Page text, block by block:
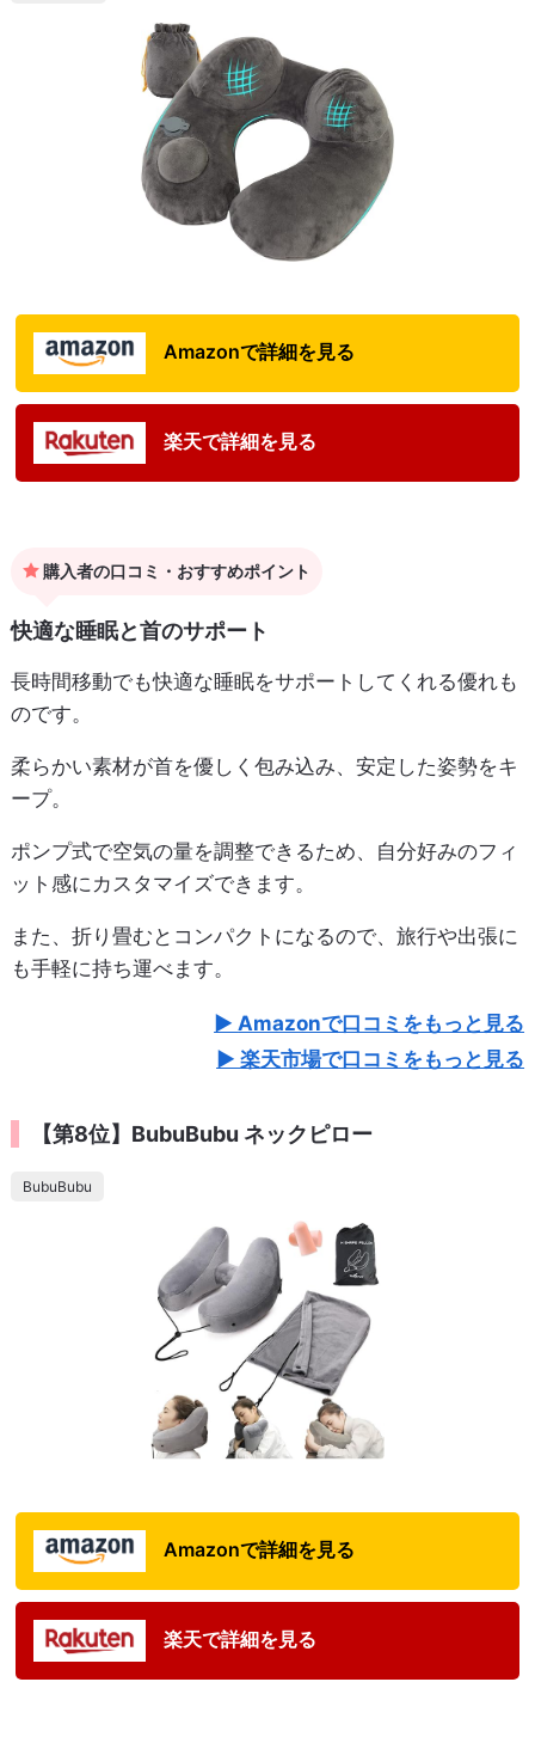
Amazonで詳細を見る
楽天で詳細を見る
購入者の口コミ・おすすめポイント
快適な睡眠と首のサポート
長時間移動でも快適な睡眠をサポートしてくれる優れも
のです。
柔らかい素材が首を優しく包み込み、安定した姿勢をキ
ープ。
ポンプ式で空気の量を調整できるため、自分好みのフィ
ット感にカスタマイズできます。
また、折り畳むとコンパクトになるので、旅行や出張に
も手軽に持ち運べます。
Amazonで口コミをもっと見る
楽天市場で口コミをもっと見る
【第8位】BubuBubu ネックピロー
BubuBubu
Amazonで詳細を見る
楽天で詳細を見る